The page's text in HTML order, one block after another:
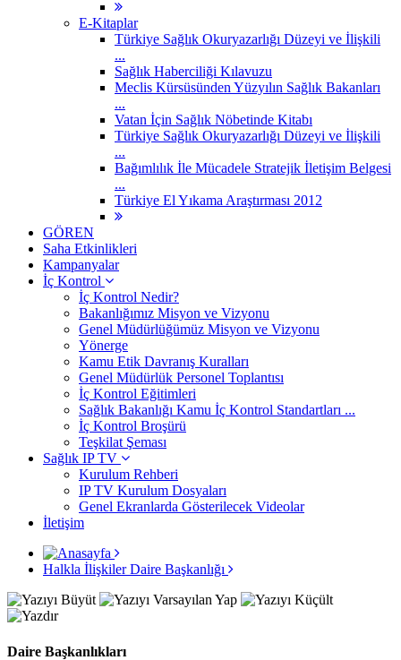
E-Kitaplar
Türkiye Sağlık Okuryazarlığı Düzeyi ve İlişkili
...
Sağlık Haberciliği Kılavuzu
Meclis Kürsüsünden Yüzyılın Sağlık Bakanları
...
Vatan İçin Sağlık Nöbetinde Kitabı
Türkiye Sağlık Okuryazarlığı Düzeyi ve İlişkili
...
Bağımlılık İle Mücadele Stratejik İletişim Belgesi
...
Türkiye El Yıkama Araştırması 2012
GÖREN
Saha Etkinlikleri
Kampanyalar
İç Kontrol
İç Kontrol Nedir?
Bakanlığımız Misyon ve Vizyonu
Genel Müdürlüğümüz Misyon ve Vizyonu
Yönerge
Kamu Etik Davranış Kuralları
Genel Müdürlük Personel Toplantısı
İç Kontrol Eğitimleri
Sağlık Bakanlığı Kamu İç Kontrol Standartları ...
İç Kontrol Broşürü
Teşkilat Şeması
Sağlık IP TV
Kurulum Rehberi
IP TV Kurulum Dosyaları
Genel Ekranlarda Gösterilecek Videolar
İletişim
Halkla İlişkiler Daire Başkanlığı
Daire Başkanlıkları